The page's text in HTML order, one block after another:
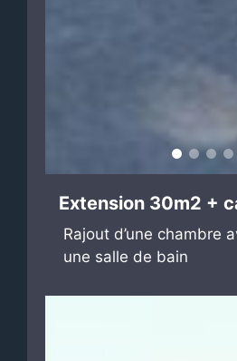
Extension 30m2 +
Rajout d’une chambre
une salle de bain